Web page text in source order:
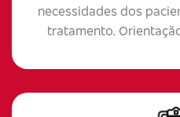
necessidades dos
tratamento.